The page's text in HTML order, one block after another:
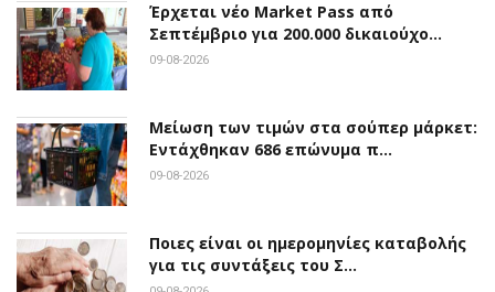
Έρχεται νέο Market Pass από
Σεπτέμβριο για 200.000 δικαιούχο…
09-08-2026
Μείωση των τιμών στα σούπερ μάρκετ:
Εντάχθηκαν 686 επώνυμα π…
09-08-2026
Ποιες είναι οι ημερομηνίες καταβολής
για τις συντάξεις του Σ…